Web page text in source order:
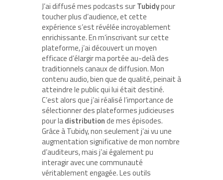
J’ai diffusé mes podcasts surTubidypour
toucher plus d’audience, et cette
expérience s’est révélée incroyablement
enrichissante. En m’inscrivant sur cette
plateforme, j’ai découvert un moyen
efficace d’élargir ma portée au-delà des
traditionnels canaux de diffusion. Mon
contenu audio, bien que de qualité, peinait à
atteindre le public qui lui était destiné.
C’est alors que j’ai réalisé l’importance de
sélectionner des plateformes judicieuses
pour ladistributionde mes épisodes.
Grâce à Tubidy, non seulement j’ai vu une
augmentation significative de mon nombre
d’auditeurs, mais j’ai également pu
interagir avec une communauté
véritablement engagée. Les outils